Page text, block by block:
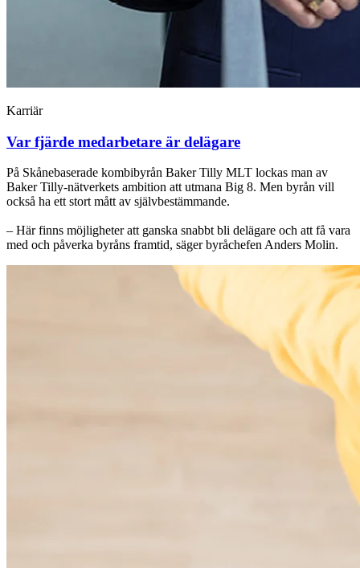
Karriär
Var fjärde medarbetare är delägare
På Skånebaserade kombibyrån Baker Tilly MLT lockas man av
Baker Tilly-nätverkets ambition att utmana Big 8. Men byrån vill
också ha ett stort mått av självbestämmande.
– Här finns möjligheter att ganska snabbt bli delägare och att få vara
med och påverka byråns framtid, säger byråchefen Anders Molin.